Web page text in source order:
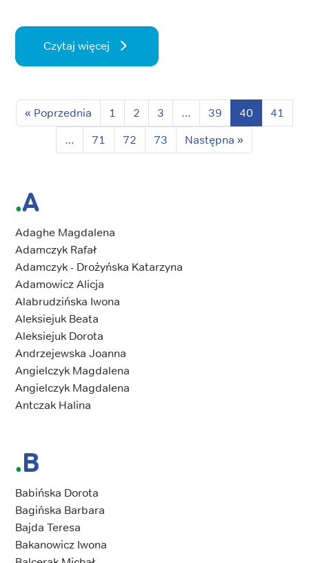
Czytaj więcej
« Poprzednia 1 2 3 … 39 40
41
…
71 72 73 Następna »
A
Adaghe Magdalena
Adamczyk Rafał
Adamczyk - Drożyńska Katarzyna
Adamowicz Alicja
Alabrudzińska Iwona
Aleksiejuk Beata
Aleksiejuk Dorota
Andrzejewska Joanna
Angielczyk Magdalena
Angielczyk Magdalena
Antczak Halina
B
Babińska Dorota
Bagińska Barbara
Bajda Teresa
Bakanowicz Iwona